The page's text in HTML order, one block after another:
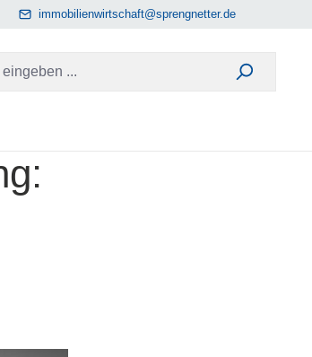
immobilienwirtschaft@sprengnetter.de